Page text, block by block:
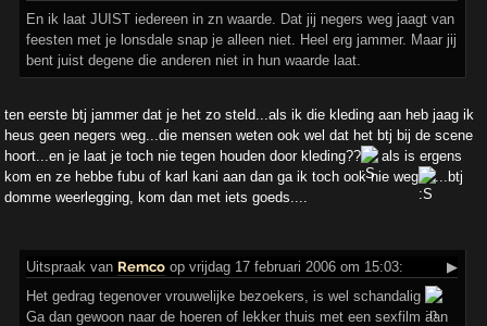
En ik laat JUIST iedereen in zn waarde. Dat jij negers weg jaagt van
feesten met je lonsdale snap je alleen niet. Heel erg jammer. Maar jij
bent juist degene die anderen niet in hun waarde laat.
ten eerste btj jammer dat je het zo steld...als ik die kleding aan heb jaag ik
heus geen negers weg...die mensen weten ook wel dat het btj bij de scene
hoort...en je laat je toch nie tegen houden door kleding??
als is ergens
kom en ze hebbe fubu of karl kani aan dan ga ik toch ook nie weg
...btj
domme weerlegging, kom dan met iets goeds....
Uitspraak van Remco op vrijdag 17 februari 2006 om 15:03:
▶
Het gedrag tegenover vrouwelijke bezoekers, is wel schandalig
Ga dan gewoon naar de hoeren of lekker thuis met een sexfilm aan